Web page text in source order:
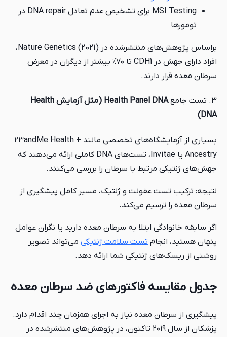
MSI Testing برای تشخیص عدم تعادل DNA repair در
تومورها
براساس پژوهش‌های منتشرشده در Nature Genetics (2021)،
افراد دارای جهش در CDH1 تا ۷۰٪ بیشتر از دیگران در معرض
سرطان معده قرار دارند.
۳. تست جامع
Health Panel DNA (مثل آزمایش Health
DNA)
بسیاری از آزمایشگاه‌های تخصصی مانند 23andMe Health +
Ancestry یا Invitae، تست‌های DNA کاملی ارائه می‌دهند که
جهش‌های ژنتیکی مرتبط با سرطان را بررسی می‌کنند.
نتیجه: ترکیب تست عفونت و ژنتیک، مسیر کامل پیشگیری از
سرطان معده را ترسیم می‌کند.
اگر سابقه خانوادگی ابتلا به سرطان معده دارید یا نگران عوامل
پنهان هستید، انجام تست سلامت ژنتیکی می‌تواند تصویر
روشنی از ریسک‌های ژنتیکی شما ارائه دهد.
جدول مقایسه فاکتورهای ضد سرطان معده
پیشگیری از سرطان معده نیاز به اجرای همزمان چند اقدام دارد.
پزشکان از سال ۲۰۱۹ تاکنون، در پژوهش‌های منتشرشده در